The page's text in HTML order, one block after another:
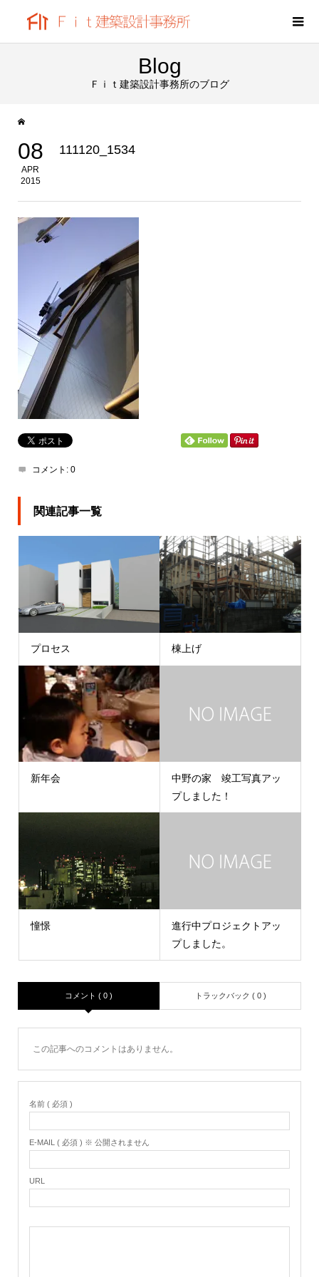
Blog
Ｆｉｔ建築設計事務所のブログ
08
APR
2015
111120_1534
コメント: 0
関連記事一覧
プロセス 棟上げ
新年会
中野の家 竣工写真アッ
プしました！
憧憬
進行中プロジェクトアッ
プしました。
コメント ( 0 ) トラックバック ( 0 )
この記事へのコメントはありません。
名前 ( 必須 )
E-MAIL ( 必須 ) ※ 公開されません
URL